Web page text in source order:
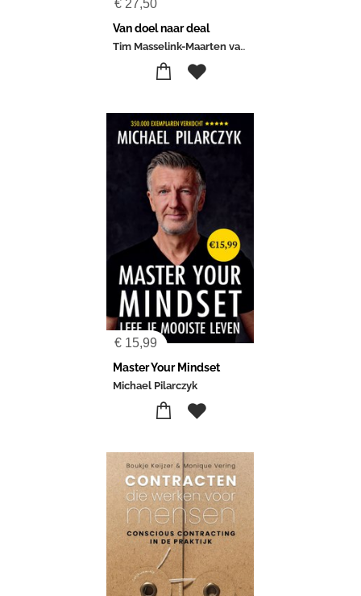
€ 27,50
Van doel naar deal
Tim Masselink-Maarten van Rossum
€ 15,99
Master Your Mindset
Michael Pilarczyk